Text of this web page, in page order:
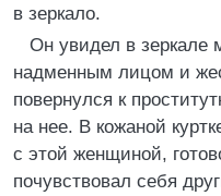
в зеркало.
Он увидел в зеркале
надменным лицом и
повернулся к
на нее. В кожаной
с этой женщиной,
почувствовал себя